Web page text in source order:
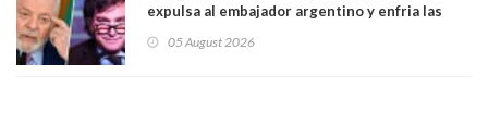
expulsa al embajador argentino y enfria las
trasandino
05 August 2026